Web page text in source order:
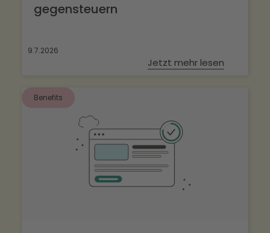
gegensteuern
9.7.2026
Jetzt mehr lesen
Benefits